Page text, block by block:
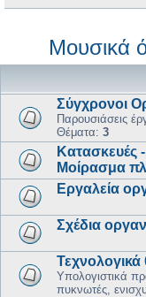
Μουσικά
Σύγχρονοι
Παρουσιάσεις
Θέματα: 3
Κατασκευές
Μοίρασμα
Εργαλεία
Σχέδια
Τεχνολογικά
Υπολογιστικά
πυκνωτές,